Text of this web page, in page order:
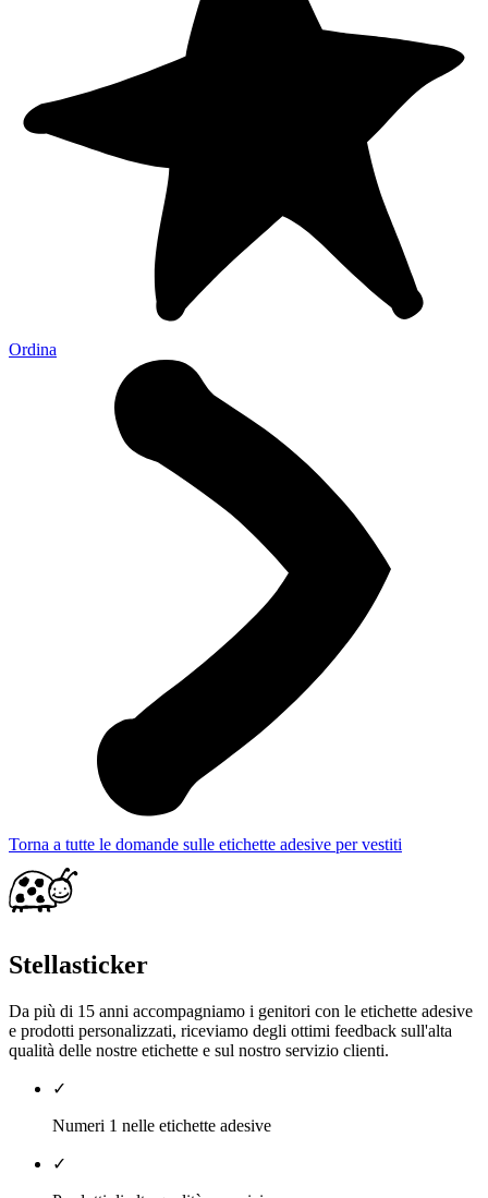
Ordina
Torna a tutte le domande sulle etichette adesive per vestiti
Stellasticker
Da più di 15 anni accompagniamo i genitori con le etichette adesive
e prodotti personalizzati, riceviamo degli ottimi feedback sull'alta
qualità delle nostre etichette e sul nostro servizio clienti.
✓
Numeri 1 nelle etichette adesive
✓